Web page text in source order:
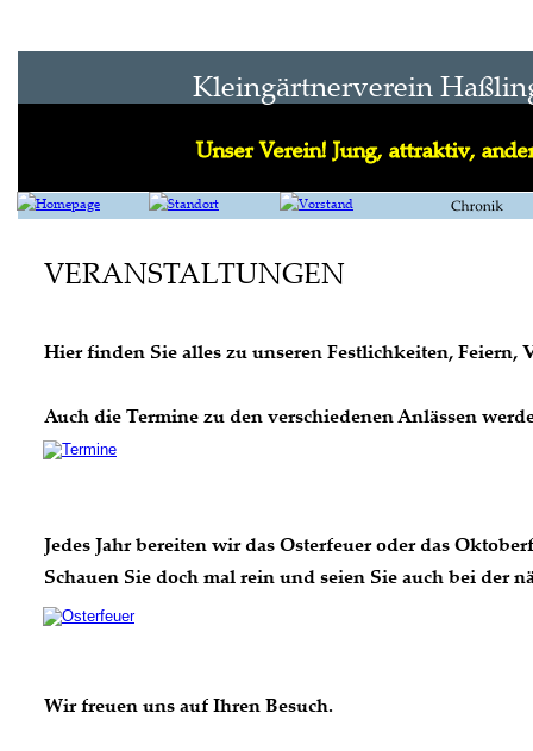
Hier finden Sie alles zu unseren Festlichkeiten,
Auch die Termine zu den verschiedenen Anlässen
Jedes Jahr bereiten wir das Osterfeuer oder das
Schauen Sie doch mal rein und seien Sie auch bei der
Wir freuen uns auf Ihren Besuch.
VERANSTALTUNGEN
Kleingärtnerverein
Unser Verein! Jung, attraktiv,